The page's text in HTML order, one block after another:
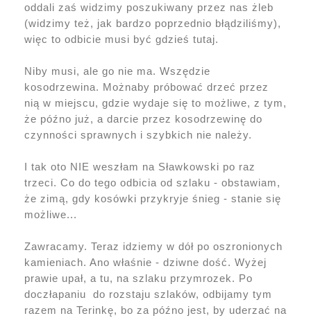
oddali zaś widzimy poszukiwany przez nas żleb
(widzimy też, jak bardzo poprzednio błądziliśmy),
więc to odbicie musi być gdzieś tutaj.
Niby musi, ale go nie ma. Wszędzie
kosodrzewina. Możnaby próbować drzeć przez
nią w miejscu, gdzie wydaje się to możliwe, z tym,
że późno już, a darcie przez kosodrzewinę do
czynności sprawnych i szybkich nie należy.
I tak oto NIE weszłam na Sławkowski po raz
trzeci. Co do tego odbicia od szlaku - obstawiam,
że zimą, gdy kosówki przykryje śnieg - stanie się
możliwe...
Zawracamy. Teraz idziemy w dół po oszronionych
kamieniach. Ano właśnie - dziwne dość. Wyżej
prawie upał, a tu, na szlaku przymrozek. Po
doczłapaniu do rozstaju szlaków, odbijamy tym
razem na Terinkę, bo za późno jest, by uderzać na